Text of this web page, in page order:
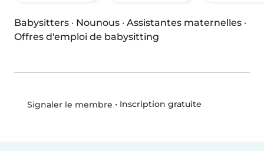
Babysitters · Nounous · Assistantes maternelles ·
Offres d'emploi de babysitting
Signaler le membre • Inscription gratuite